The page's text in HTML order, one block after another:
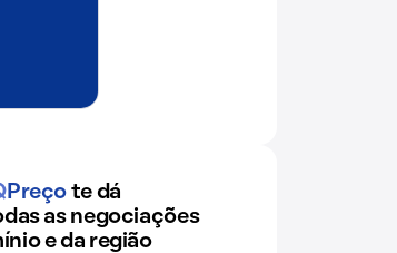
Preço te dá
as negociações
e da região